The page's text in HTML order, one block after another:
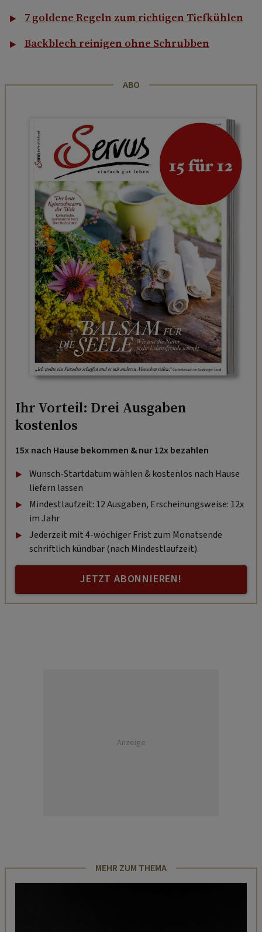
7 goldene Regeln zum richtigen Tiefkühlen
Backblech reinigen ohne Schrubben
ABO
Ihr Vorteil: Drei Ausgaben
kostenlos
15x nach Hause bekommen & nur 12x bezahlen
Wunsch-Startdatum wählen & kostenlos nach Hause
liefern lassen
Mindestlaufzeit: 12 Ausgaben, Erscheinungsweise: 12x
im Jahr
Jederzeit mit 4-wöchiger Frist zum Monatsende
schriftlich kündbar (nach Mindestlaufzeit).
JETZT ABONNIEREN!
Anzeige
MEHR ZUM THEMA